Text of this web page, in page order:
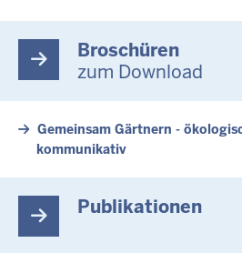
Broschüren
zum Download
Gemeinsam Gärtnern -
kommunikativ
Publikationen